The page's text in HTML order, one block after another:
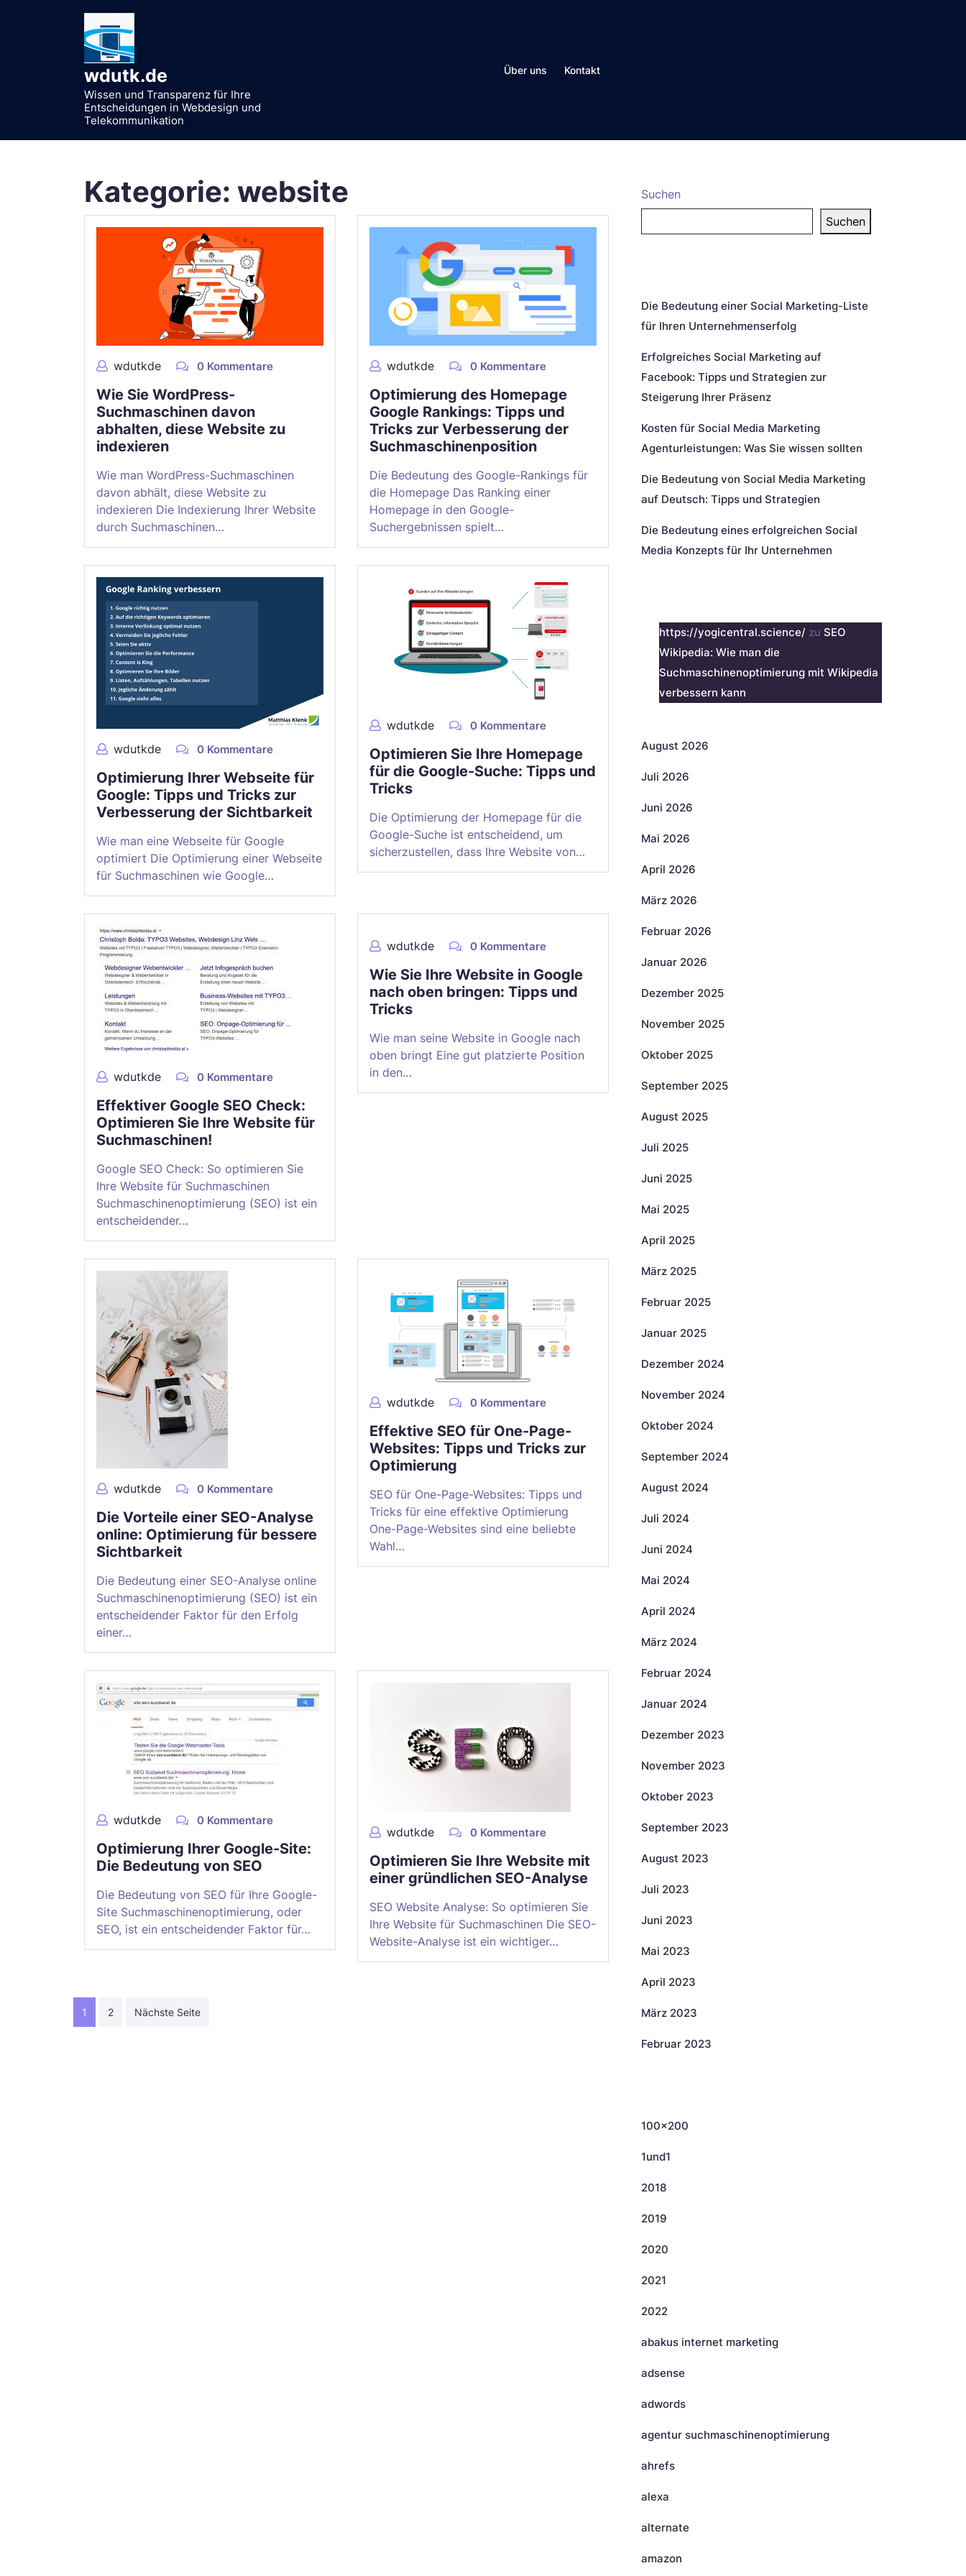
wdutk.de
Wissen und Transparenz für Ihre
Entscheidungen in Webdesign und
Telekommunikation
Über uns Kontakt
Kategorie: website
wdutkde 0 Kommentare
Wie Sie WordPress-
Suchmaschinen davon
abhalten, diese Website zu
indexieren
Wie man WordPress-Suchmaschinen
davon abhält, diese Website zu
indexieren Die Indexierung Ihrer Website
durch Suchmaschinen…
wdutkde 0 Kommentare
Optimierung des Homepage
Google Rankings: Tipps und
Tricks zur Verbesserung der
Suchmaschinenposition
Die Bedeutung des Google-Rankings für
die Homepage Das Ranking einer
Homepage in den Google-
Suchergebnissen spielt…
wdutkde 0 Kommentare
Optimierung Ihrer Webseite für
Google: Tipps und Tricks zur
Verbesserung der Sichtbarkeit
Wie man eine Webseite für Google
optimiert Die Optimierung einer Webseite
für Suchmaschinen wie Google…
wdutkde 0 Kommentare
Optimieren Sie Ihre Homepage
für die Google-Suche: Tipps und
Tricks
Die Optimierung der Homepage für die
Google-Suche ist entscheidend, um
sicherzustellen, dass Ihre Website von…
wdutkde 0 Kommentare
Effektiver Google SEO Check:
Optimieren Sie Ihre Website für
Suchmaschinen!
Google SEO Check: So optimieren Sie
Ihre Website für Suchmaschinen
Suchmaschinenoptimierung (SEO) ist ein
entscheidender…
wdutkde 0 Kommentare
Wie Sie Ihre Website in Google
nach oben bringen: Tipps und
Tricks
Wie man seine Website in Google nach
oben bringt Eine gut platzierte Position
in den…
wdutkde 0 Kommentare
Die Vorteile einer SEO-Analyse
online: Optimierung für bessere
Sichtbarkeit
Die Bedeutung einer SEO-Analyse online
Suchmaschinenoptimierung (SEO) ist ein
entscheidender Faktor für den Erfolg
einer…
wdutkde 0 Kommentare
Effektive SEO für One-Page-
Websites: Tipps und Tricks zur
Optimierung
SEO für One-Page-Websites: Tipps und
Tricks für eine effektive Optimierung
One-Page-Websites sind eine beliebte
Wahl…
wdutkde 0 Kommentare
Optimierung Ihrer Google-Site:
Die Bedeutung von SEO
Die Bedeutung von SEO für Ihre Google-
Site Suchmaschinenoptimierung, oder
SEO, ist ein entscheidender Faktor für…
wdutkde 0 Kommentare
Optimieren Sie Ihre Website mit
einer gründlichen SEO-Analyse
SEO Website Analyse: So optimieren Sie
Ihre Website für Suchmaschinen Die SEO-
Website-Analyse ist ein wichtiger…
Seitennummerierung
1 2 Nächste Seite
Suchen
Suchen
Die Bedeutung einer Social Marketing-Liste
für Ihren Unternehmenserfolg
Erfolgreiches Social Marketing auf
Facebook: Tipps und Strategien zur
Steigerung Ihrer Präsenz
Kosten für Social Media Marketing
Agenturleistungen: Was Sie wissen sollten
Die Bedeutung von Social Media Marketing
auf Deutsch: Tipps und Strategien
Die Bedeutung eines erfolgreichen Social
Media Konzepts für Ihr Unternehmen
https://yogicentral.science/ zu SEO
Wikipedia: Wie man die
Suchmaschinenoptimierung mit Wikipedia
verbessern kann
August 2026
Juli 2026
Juni 2026
Mai 2026
April 2026
März 2026
Februar 2026
Januar 2026
Dezember 2025
November 2025
Oktober 2025
September 2025
August 2025
Juli 2025
Juni 2025
Mai 2025
April 2025
März 2025
Februar 2025
Januar 2025
Dezember 2024
November 2024
Oktober 2024
September 2024
August 2024
Juli 2024
Juni 2024
Mai 2024
April 2024
März 2024
Februar 2024
Januar 2024
Dezember 2023
November 2023
Oktober 2023
September 2023
August 2023
Juli 2023
Juni 2023
Mai 2023
April 2023
März 2023
Februar 2023
100×200
1und1
2018
2019
2020
2021
2022
abakus internet marketing
adsense
adwords
agentur suchmaschinenoptimierung
ahrefs
alexa
alternate
amazon